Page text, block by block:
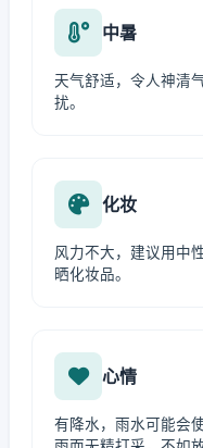
中暑
天气舒适，令人神清
扰。
化妆
风力不大，建议用中
晒化妆品。
心情
有降水，雨水可能会